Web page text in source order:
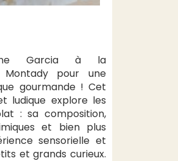
Garcia à la
Montady pour une
gourmande ! Cet
ludique explore les
: sa composition,
et bien plus
sensorielle et
et grands curieux.